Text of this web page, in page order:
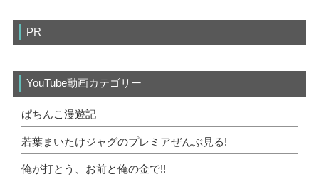
PR
YouTube動画カテゴリー
ぱちんこ漫遊記
若葉まいたけジャグのプレミアぜんぶ見る!
俺が打とう、お前と俺の金で!!